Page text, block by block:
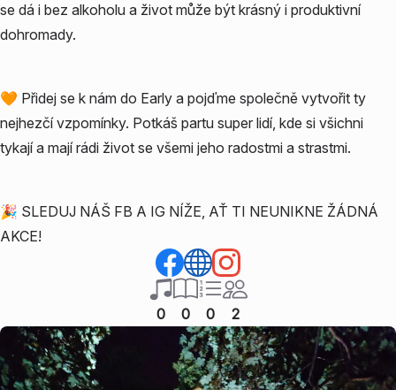
se dá i bez alkoholu a život může být krásný i produktivní
dohromady.
🧡 Přidej se k nám do Early a pojďme společně vytvořit ty
nejhezčí vzpomínky. Potkáš partu super lidí, kde si všichni
tykají a mají rádi život se všemi jeho radostmi a strastmi.
🎉 SLEDUJ NÁŠ FB A IG NÍŽE, AŤ TI NEUNIKNE ŽÁDNÁ
AKCE!
0 0 0 2